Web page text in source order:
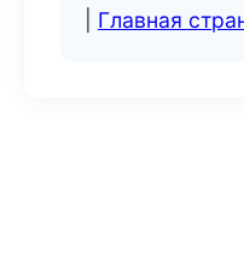
Главная